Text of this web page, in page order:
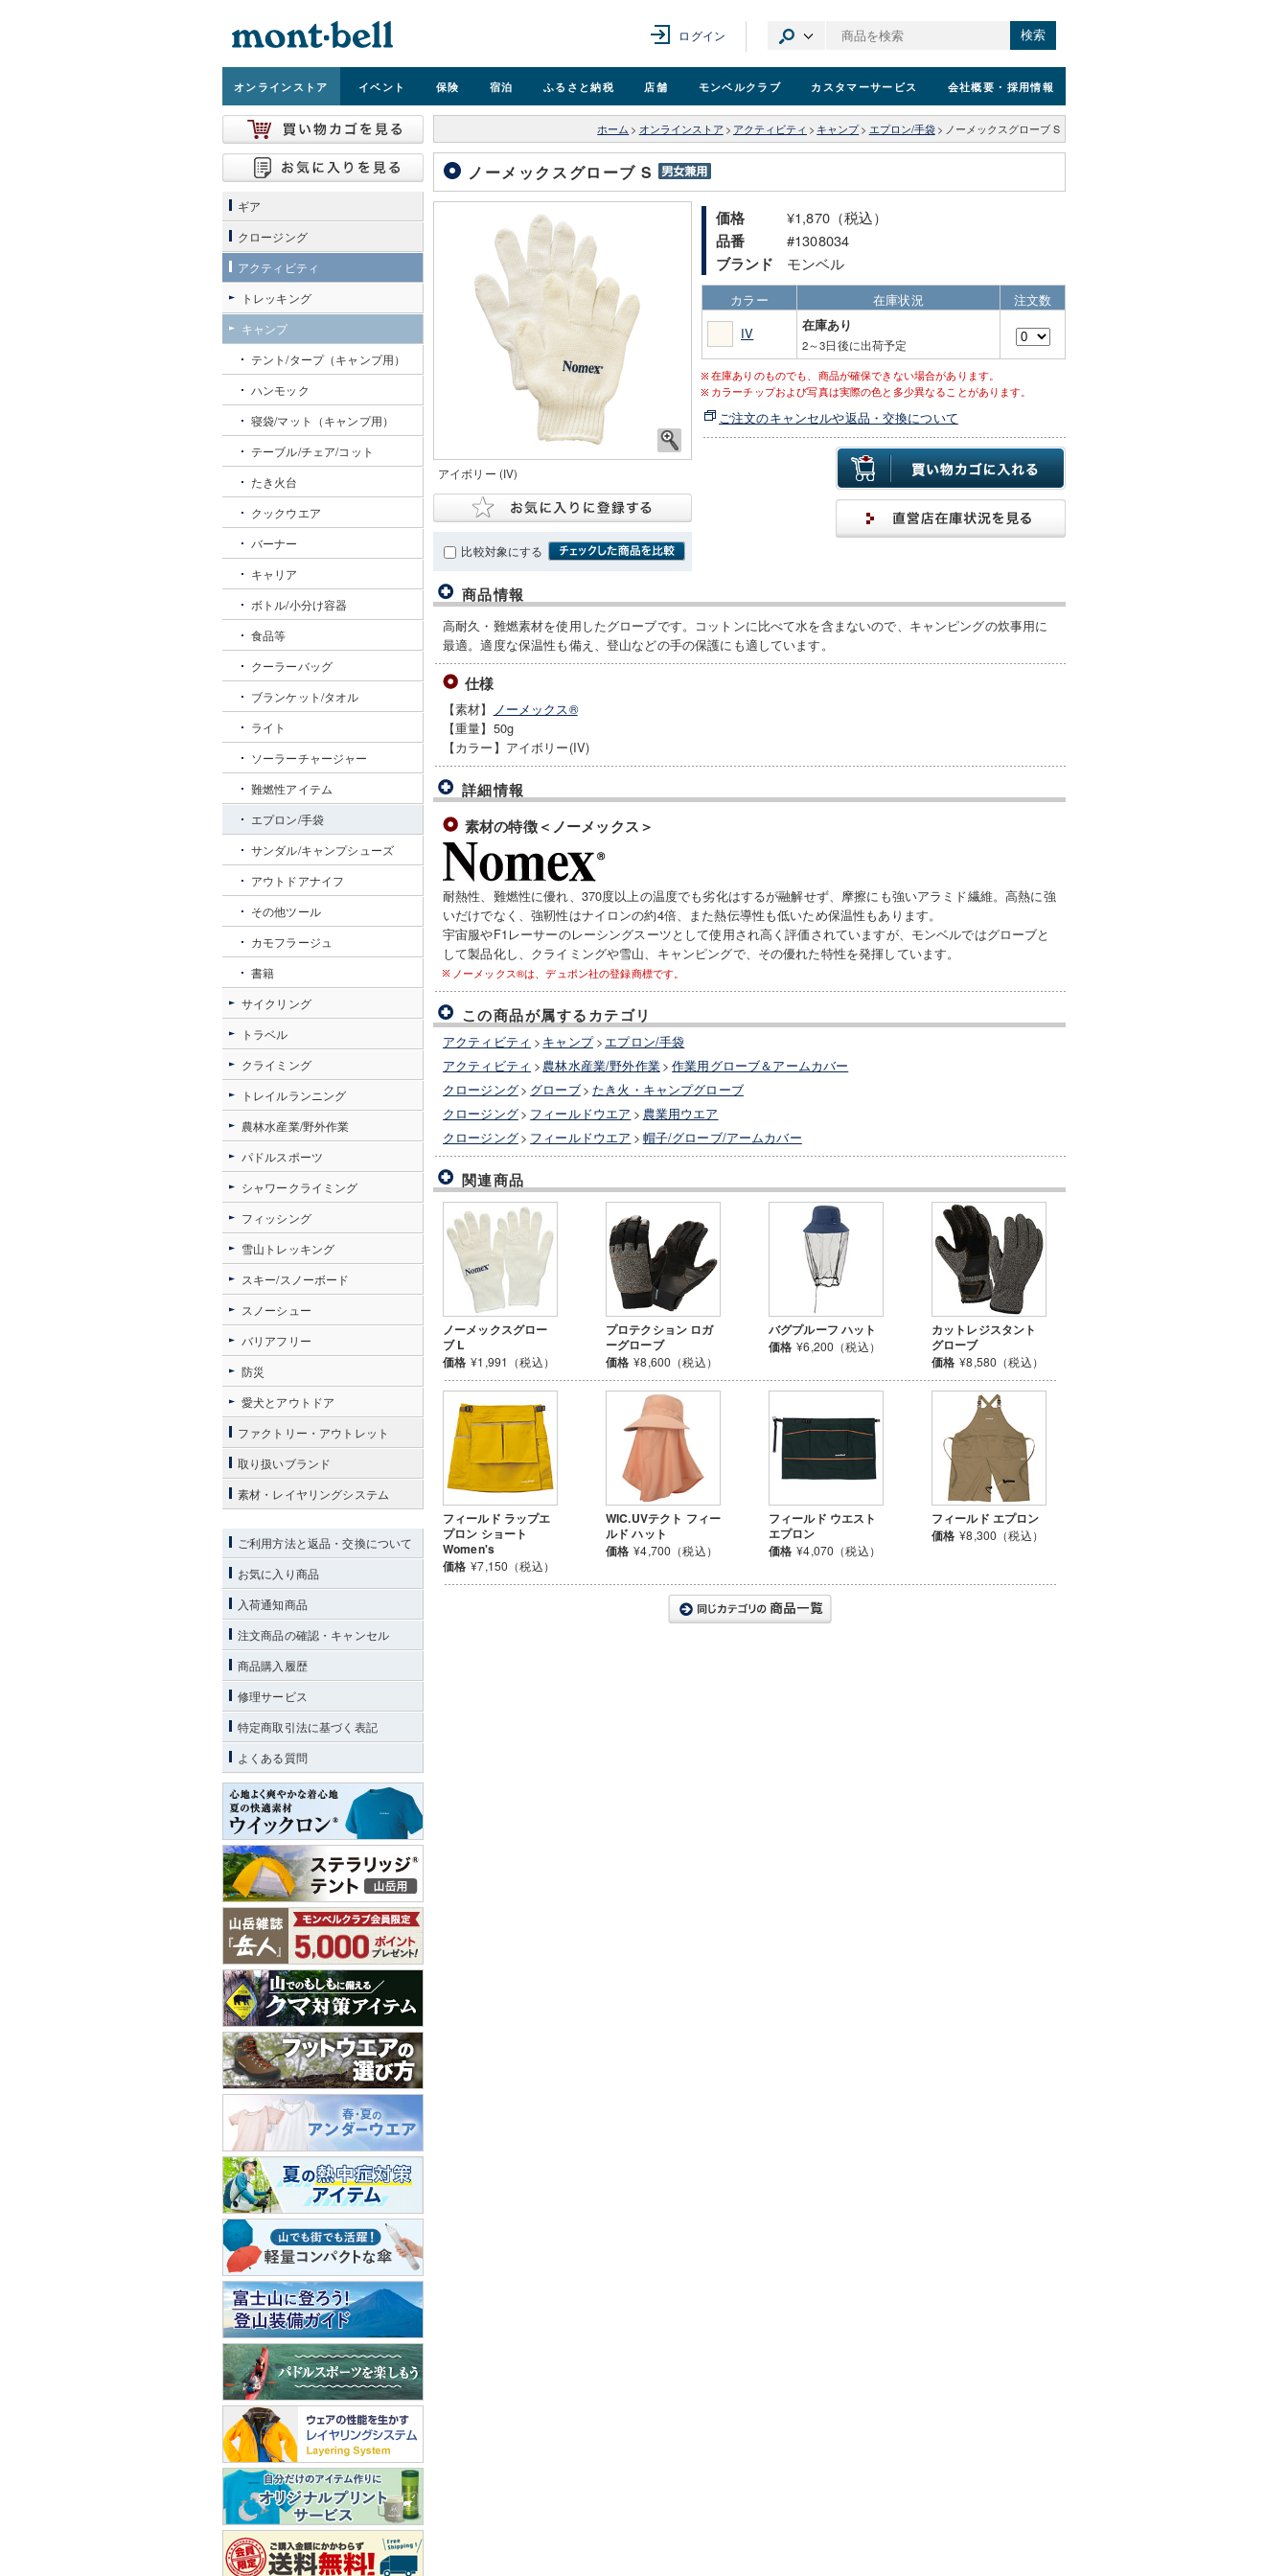
ログイン 検索
オンラインストア イベント 保険 宿泊 ふるさと納税 店舗 モンベルクラブ カスタマーサービス 会社概要 ・採用情報
ホーム > オンラインストア > アクティビティ > キャンプ> エプロン/手袋 > ノーメックスグローブ S
ノーメックスグローブ S
アイボリー (IV)
比較対象にする
価格 ¥1,870（税込）
品番 #1308034
ブランド モンベル
カラー 在庫状況
注文数
IV
在庫あり
2～3日後に出荷予定
在庫ありのものでも、商品が確保できない場合があります。
カラーチップおよび写真は実際の色と多少異なることがあります。
ご注文のキャンセルや返品・交換について
商品情報
高耐久・難燃素材を使用したグローブです。コットンに比べて水を含まないので、キャンピングの炊事用に
最適。適度な保温性も備え、登山などの手の保護にも適しています。
仕様
【素材】
ノーメックス®
【重量】50g
【カラー】アイボリー(IV)
詳細情報
素材の特徴＜ノーメックス＞
耐熱性、難燃性に優れ、370度以上の温度でも劣化はするが融解せず、摩擦にも強いアラミド繊維。高熱に強
いだけでなく、強靭性はナイロンの約4倍、また熱伝導性も低いため保温性もあります。
宇宙服やF1レーサーのレーシングスーツとして使用され高く評価されていますが、モンベルではグローブと
して製品化し、クライミングや雪山、キャンピングで、その優れた特性を発揮しています。
ノーメックス®は、デュポン社の登録商標です。
この商品が属するカテゴリ
アクティビティ > キャンプ > エプロン/手袋
アクティビティ > 農林水産業/野外作業> 作業用グローブ＆アームカバー
クロージング> グローブ> たき火・キャンプグローブ
クロージング> フィールドウエア > 農業用ウエア
クロージング> フィールドウエア > 帽子/グローブ/アームカバー
関連商品
ノーメックスグロー
ブ L
価格 ¥1,991（税込）
プロテクション ロガ
ーグローブ
価格 ¥8,600（税込）
バグプルーフ ハット
価格 ¥6,200（税込）
カットレジスタント
グローブ
価格 ¥8,580（税込）
フィールド ラップエ
プロン ショート
Women's
価格 ¥7,150（税込）
WIC.UVテクト フィー
ルド ハット
価格 ¥4,700（税込）
フィールド ウエスト
エプロン
価格 ¥4,070（税込）
フィールド エプロン
価格 ¥8,300（税込）
ギア
クロージング
アクティビティ
トレッキング
キャンプ
テント/タープ（キャンプ用）
ハンモック
寝袋/マット（キャンプ用）
テーブル/チェア/コット
たき火台
クックウエア
バーナー
キャリア
ボトル/小分け容器
食品等
クーラーバッグ
ブランケット/タオル
ライト
ソーラーチャージャー
難燃性アイテム
エプロン/手袋
サンダル/キャンプシューズ
アウトドアナイフ
その他ツール
カモフラージュ
書籍
サイクリング
トラベル
クライミング
トレイルランニング
農林水産業/野外作業
パドルスポーツ
シャワークライミング
フィッシング
雪山トレッキング
スキー/スノーボード
スノーシュー
バリアフリー
防災
愛犬とアウトドア
ファクトリー・アウトレット
取り扱いブランド
素材・レイヤリングシステム
ご利用方法と返品・交換について
お気に入り商品
入荷通知商品
注文商品の確認・キャンセル
商品購入履歴
修理サービス
特定商取引法に基づく表記
よくある質問